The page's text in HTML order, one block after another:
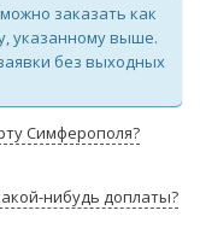
можно заказать как
указанному выше.
без выходных
Симферополя?
нибудь доплаты?